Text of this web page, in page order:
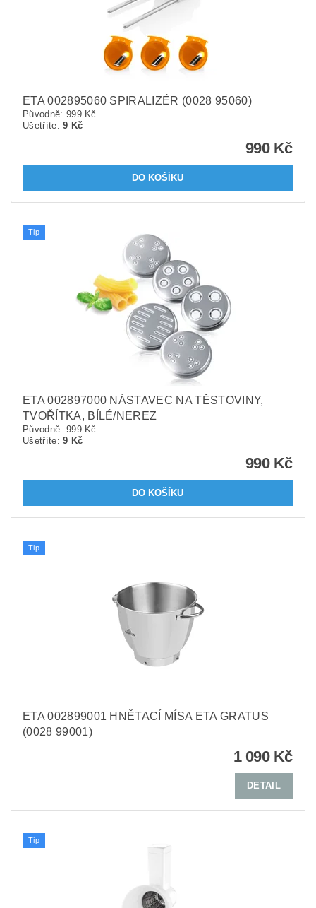
ETA 002895060 SPIRALIZÉR (0028 95060)
Původně: 999 Kč
Ušetříte:9 Kč
990 Kč
Tip
ETA 002897000 NÁSTAVEC NA TĚSTOVINY,
TVOŘÍTKA, BÍLÉ/NEREZ
Původně: 999 Kč
Ušetříte:9 Kč
990 Kč
Tip
ETA 002899001 HNĚTACÍ MÍSA ETA GRATUS
(0028 99001)
1 090 Kč
DETAIL
Tip